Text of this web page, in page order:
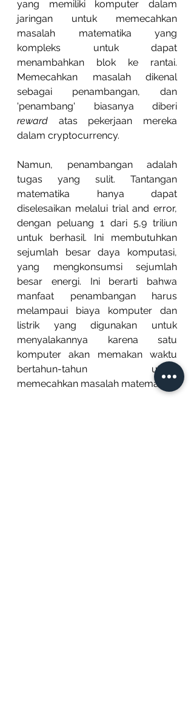
yang memiliki komputer dalam
jaringan untuk memecahkan
masalah matematika yang
kompleks untuk dapat
menambahkan blok ke rantai.
Memecahkan masalah dikenal
sebagai penambangan, dan
reward atas pekerjaan mereka
dalam cryptocurrency.
Namun, penambangan adalah
tugas yang sulit. Tantangan
matematika hanya dapat
diselesaikan melalui trial and error,
dengan peluang 1 dari 5,9 triliun
untuk berhasil. Ini membutuhkan
sejumlah besar daya komputasi,
yang mengkonsumsi sejumlah
besar energi. Ini berarti bahwa
manfaat penambangan harus
melampaui biaya komputer dan
listrik yang digunakan untuk
menyalakannya karena satu
komputer akan memakan waktu
bertahun-tahun untuk
memecahkan masalah matematika.